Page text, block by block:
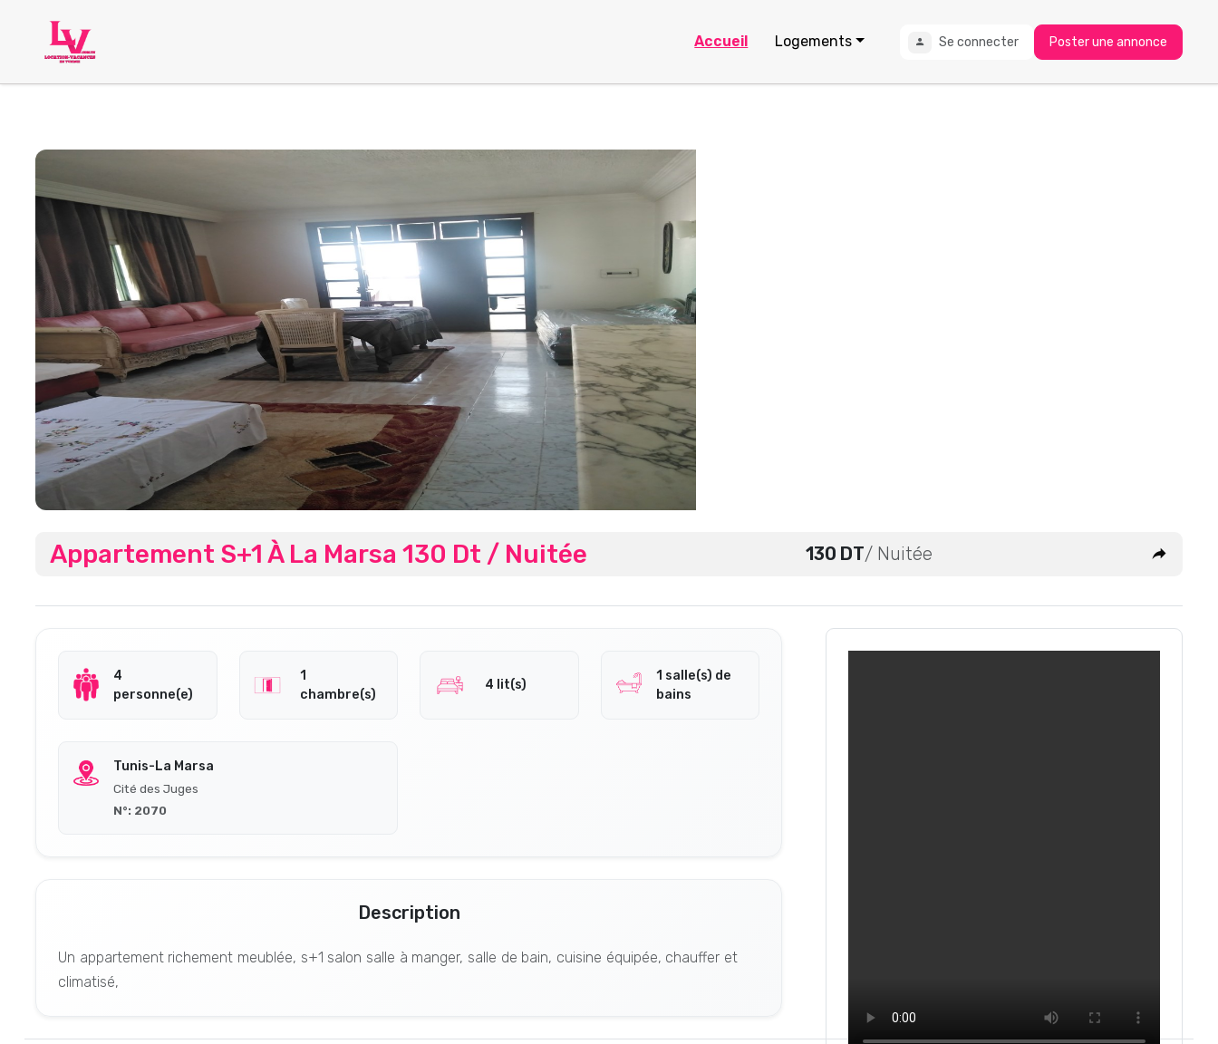
Accueil Logements Se connecter Poster une annonce
Appartement S+1 À La Marsa 130 Dt / Nuitée 130 DT/ Nuitée
4
personne(e)
1
chambre(s)
4 lit(s)
1 salle(s) de
bains
Tunis-La Marsa
Cité des Juges
N°: 2070
Description
Un appartement richement meublée, s+1 salon salle à manger, salle de bain, cuisine équipée, chauffer et
climatisé,